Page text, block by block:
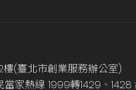
樓(臺北市創業服務辦公室)
家熱線 1999轉1429、